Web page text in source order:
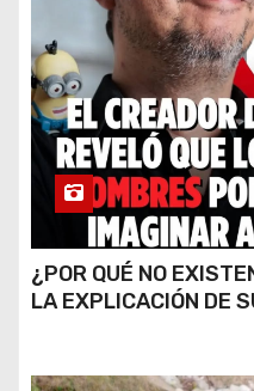
¿POR QUÉ NO
LA EXPLICACIÓN DE